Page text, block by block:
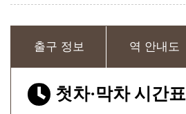
출구 정보 역 안내도
첫차·막차 시간표